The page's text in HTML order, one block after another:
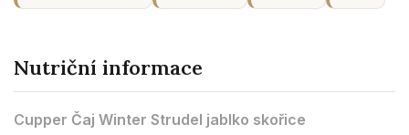
Nutriční informace
Cupper Čaj Winter Strudel jablko skořice